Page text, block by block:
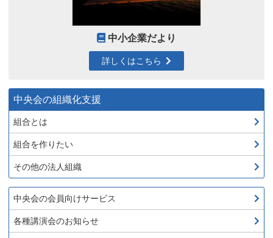
中小企業だより
詳しくはこちら
中央会の組織化支援
組合とは
組合を作りたい
その他の法人組織
中央会の会員向けサービス
各種講演会のお知らせ